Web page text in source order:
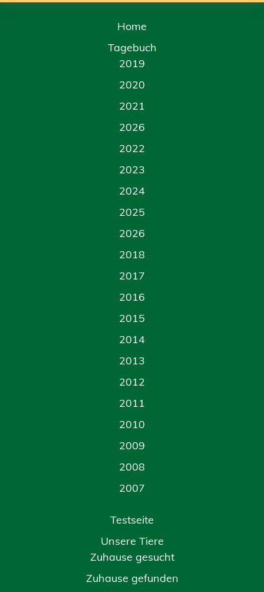
Home
Tagebuch
2019
2020
2021
2026
2022
2023
2024
2025
2026
2018
2017
2016
2015
2014
2013
2012
2011
2010
2009
2008
2007
Testseite
Unsere Tiere
Zuhause gesucht
Zuhause gefunden